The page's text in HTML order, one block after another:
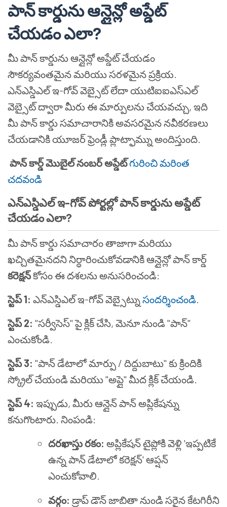
పాన్ కార్డును ఆన్లైన్లో అప్డేట్
చేయడం ఎలా?
మీ పాన్ కార్డును ఆన్లైన్లో అప్డేట్ చేయడం
సౌకర్యవంతమైన మరియు సరళమైన ప్రక్రియ.
ఎన్ఎస్డిఎల్ ఇ-గోవ్ వెబ్సైట్ లేదా యుటిఐఐఎస్ఎల్
వెబ్సైట్ ద్వారా మీరు ఈ మార్పులను చేయవచ్చు, ఇది
మీ పాన్ కార్డు సమాచారానికి అవసరమైన నవీకరణలు
చేయడానికి యూజర్ ఫ్రెండ్లీ ప్లాట్ఫామ్ను అందిస్తుంది.
పాన్ కార్డ్ మొబైల్ నంబర్ అప్డేట్గురించి మరింత
చదవండి
ఎన్ఎస్డిఎల్ ఇ-గోవ్ పోర్టల్లో పాన్ కార్డును అప్డేట్
చేయడం ఎలా?
మీ పాన్ కార్డు సమాచారం తాజాగా మరియు
ఖచ్చితమైనదని నిర్ధారించుకోవడానికి ఆన్లైన్లో పాన్ కార్డ్
కరెక్షన్కోసం ఈ దశలను అనుసరించండి:
స్టెప్ 1: ఎన్ఎస్డిఎల్ ఇ-గోవ్ వెబ్సైట్నుసందర్శించండి.
స్టెప్ 2: "సర్వీసెస్" పై క్లిక్ చేసి, మెనూ నుండి "పాన్"
ఎంచుకోండి.
స్టెప్ 3: "పాన్ డేటాలో మార్పు / దిద్దుబాటు" కు క్రిందికి
స్క్రోల్ చేయండి మరియు "అప్లై" మీద క్లిక్ చేయండి.
స్టెప్ 4: ఇప్పుడు, మీరు ఆన్లైన్ పాన్ అప్లికేషన్ను
కనుగొంటారు. నింపండి:
దరఖాస్తు రకం: అప్లికేషన్ టైప్లోకి వెళ్లి 'ఇప్పటికే
ఉన్న పాన్ డేటాలో కరెక్షన్' ఆప్షన్
ఎంచుకోవాలి.
వర్గం: డ్రాప్ డౌన్ జాబితా నుండి సరైన కేటగిరీని